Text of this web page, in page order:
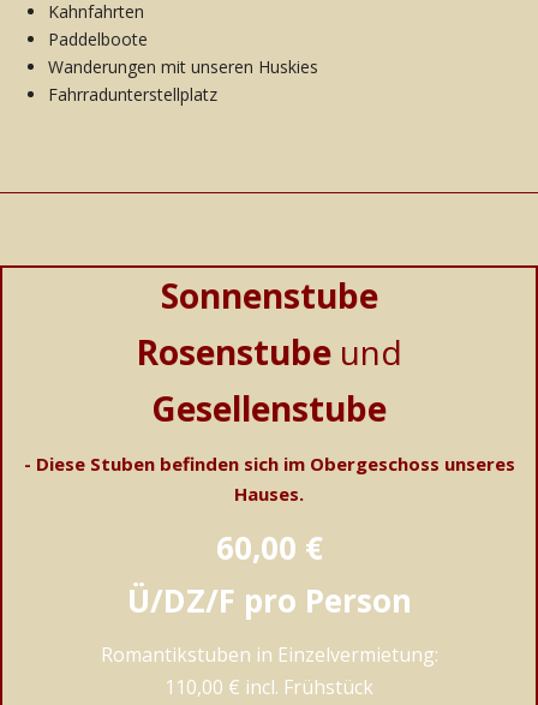
Kahnfahrten
Paddelboote
Wanderungen mit unseren Huskies
Fahrradunterstellplatz
Sonnenstube
Rosenstube und
Gesellenstube
- Diese Stuben befinden sich im Obergeschoss unseres
Hauses.
60,00 €
Ü/DZ/F pro Person
Romantikstuben in Einzelvermietung:
110,00 € incl. Frühstück